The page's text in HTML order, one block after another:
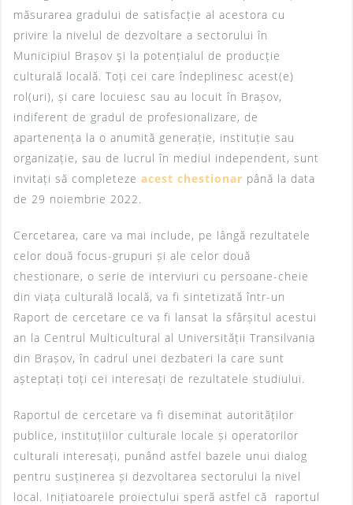
măsurarea gradului de satisfacție al acestora cu
privire la nivelul de dezvoltare a sectorului în
Municipiul Brașov şi la potențialul de producție
culturală locală. Toți cei care îndeplinesc acest(e)
rol(uri), și care locuiesc sau au locuit în Brașov,
indiferent de gradul de profesionalizare, de
apartenența la o anumită generație, instituție sau
organizație, sau de lucrul în mediul independent, sunt
invitați să completeze acest chestionar până la data
de 29 noiembrie 2022.
Cercetarea, care va mai include, pe lângă rezultatele
celor două focus-grupuri și ale celor două
chestionare, o serie de interviuri cu persoane-cheie
din viața culturală locală, va fi sintetizată într-un
Raport de cercetare ce va fi lansat la sfârșitul acestui
an la Centrul Multicultural al Universității Transilvania
din Brașov, în cadrul unei dezbateri la care sunt
așteptați toți cei interesați de rezultatele studiului.
Raportul de cercetare va fi diseminat autorităților
publice, instituțiilor culturale locale și operatorilor
culturali interesați, punând astfel bazele unui dialog
pentru susținerea și dezvoltarea sectorului la nivel
local. Inițiatoarele proiectului speră astfel că raportul